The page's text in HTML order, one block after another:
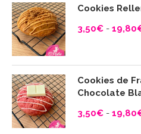
Cookies
3,50€ - 19,80
Rango
de
precios:
desde
3,50€
hasta
Cookies de
Chocolate
3,50€ - 19,80
Rango